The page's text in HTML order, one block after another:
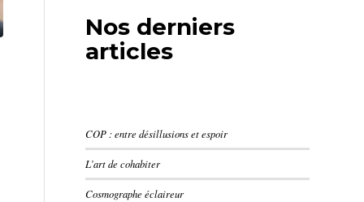
Nos derniers
articles
COP : entre désillusions et espoir
L’art de cohabiter
Cosmographe éclaireur